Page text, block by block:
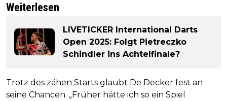
Weiterlesen
LIVETICKER International Darts
Open 2025: Folgt Pietreczko
Schindler ins Achtelfinale?
Trotz des zähen Starts glaubt De Decker fest an
seine Chancen. „Früher hätte ich so ein Spiel